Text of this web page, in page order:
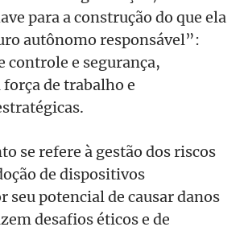
para a construção do que ela
autônomo responsável”:
controle e segurança,
de trabalho e
se refere à gestão dos riscos
de dispositivos
seu potencial de causar danos
desafios éticos e de